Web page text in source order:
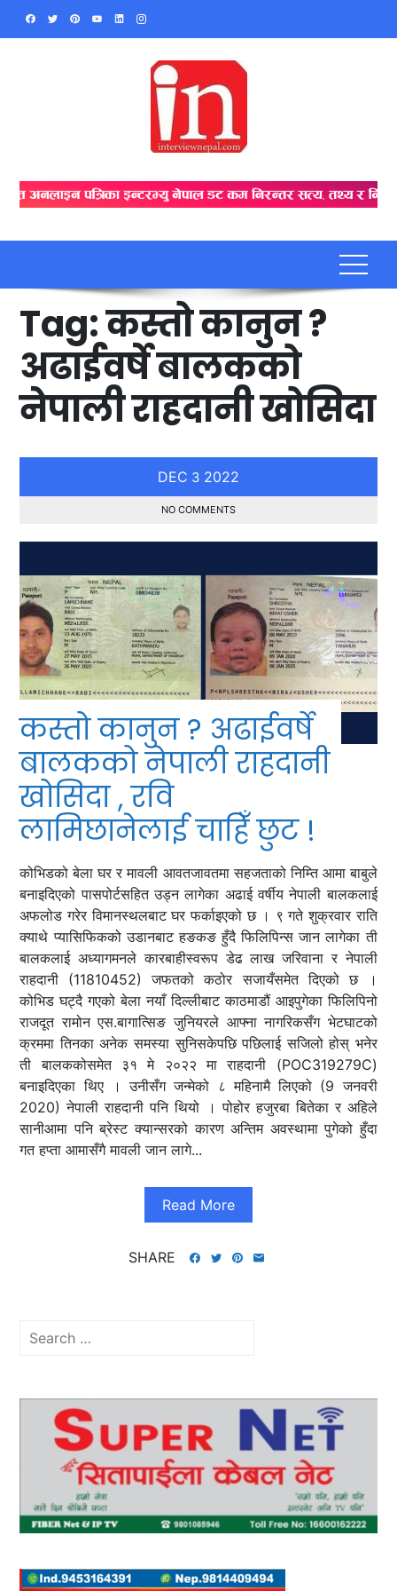
Skip
Tag:कस्तो कानुन ?
अढाईवर्षे बालकको
नेपाली राहदानी खोसिदा
DEC 3 2022
NO COMMENTS
कस्तो कानुन ? अढाईवर्षे
बालकको नेपाली राहदानी
खोसिदा , रवि
लामिछानेलाई चाहिँ छुट !
कोभिडको बेला घर र मावली आवतजावतमा सहजताको निम्ति आमा बाबुले
बनाइदिएको पासपोर्टसहित उड्न लागेका अढाई वर्षीय नेपाली बालकलाई
अफलोड गरेर विमानस्थलबाट घर फर्काइएको छ । ९ गते शुक्रवार राति
क्याथे प्यासिफिकको उडानबाट हङकङ हुँदै फिलिपिन्स जान लागेका ती
बालकलाई अध्यागमनले कारबाहीस्वरूप डेढ लाख जरिवाना र नेपाली
राहदानी (11810452) जफतको कठोर सजायँसमेत दिएको छ ।
कोभिड घट्दै गएको बेला नयाँ दिल्लीबाट काठमाडौं आइपुगेका फिलिपिनो
राजदूत रामोन एस.बागात्सिङ जुनियरले आफ्ना नागरिकसँग भेटघाटको
क्रममा तिनका अनेक समस्या सुनिसकेपछि पछिलाई सजिलो होस् भनेर
ती बालककोसमेत ३१ मे २०२२ मा राहदानी (POC319279C)
बनाइदिएका थिए । उनीसँग जन्मेको ८ महिनामै लिएको (9 जनवरी
2020) नेपाली राहदानी पनि थियो । पोहोर हजुरबा बितेका र अहिले
सानीआमा पनि ब्रेस्ट क्यान्सरको कारण अन्तिम अवस्थामा पुगेको हुँदा
गत हप्ता आमासँगै मावली जान लागे...
Read More
SHARE
Search